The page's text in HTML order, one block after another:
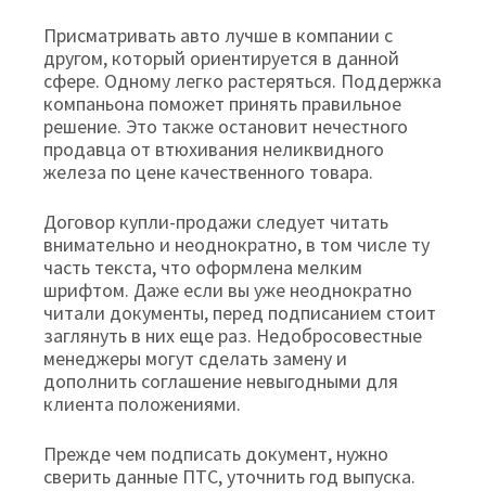
Присматривать авто лучше в компании с
другом, который ориентируется в данной
сфере. Одному легко растеряться. Поддержка
компаньона поможет принять правильное
решение. Это также остановит нечестного
продавца от втюхивания неликвидного
железа по цене качественного товара.
Договор купли-продажи следует читать
внимательно и неоднократно, в том числе ту
часть текста, что оформлена мелким
шрифтом. Даже если вы уже неоднократно
читали документы, перед подписанием стоит
заглянуть в них еще раз. Недобросовестные
менеджеры могут сделать замену и
дополнить соглашение невыгодными для
клиента положениями.
Прежде чем подписать документ, нужно
сверить данные ПТС, уточнить год выпуска.